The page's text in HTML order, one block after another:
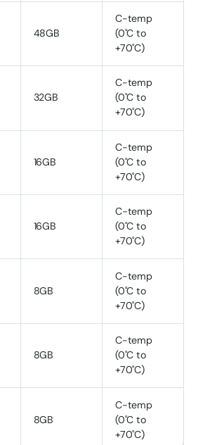
48GB
C-temp
(0˚C to
+70˚C)
32GB
C-temp
(0˚C to
+70˚C)
16GB
C-temp
(0˚C to
+70˚C)
16GB
C-temp
(0˚C to
+70˚C)
8GB
C-temp
(0˚C to
+70˚C)
8GB
C-temp
(0˚C to
+70˚C)
8GB
C-temp
(0˚C to
+70˚C)